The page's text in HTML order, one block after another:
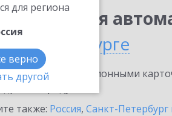
для региона
верно
другой
Петербурге
с информационными
также: Россия, Санкт-Петербург